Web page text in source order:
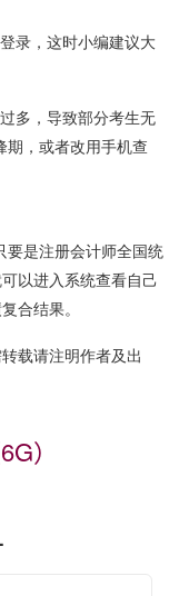
录，这时小编建议大
多，导致部分考生无
期，或者改用手机查
要是注册会计师全国统
以进入系统查看自己
合结果。
载请注明作者及出